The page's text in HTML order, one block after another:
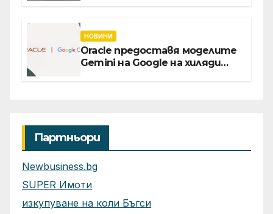
директор Асен Великов
НОВИНИ
Oracle предоставя моделите
Gemini на Google на хиляди
Партньори
Newbusiness.bg
SUPER Имоти
изкупуване на коли Бъгси